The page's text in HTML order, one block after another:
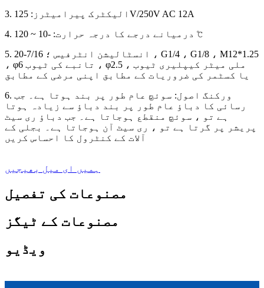
3. الیکٹرک پیرامیٹرز: 125V/250V AC 12A
4. درمیانے درجے کا درجہ حرارت: -10 ~ 120 ℃
5. انسٹالیشن انٹرفیس ؛ 7/16-20 ، G1/4 ، G1/8 ، M12*1.25
، φ6 تانبے کی ٹیوب ، φ2.5 ملی میٹر کیپلیری ٹیوب ،
یا کسٹمر کی ضروریات کے مطابق اپنی مرضی کے مطابق
6. ورکنگ اصول: سوئچ عام طور پر بند ہوتا ہے۔ جب
رسائی کا دباؤ عام طور پر بند دباؤ سے زیادہ ہوتا
ہے تو ، سوئچ منقطع ہوجاتا ہے۔ جب دباؤ ری سیٹ
پریشر پر گرتا ہے تو ، ری سیٹ آن ہوجاتا ہے۔ بجلی کے
آلات کے کنٹرول کا احساس کریں
ہمیں ای میل بھیجیں
مصنوعات کی تفصیل
مصنوعات کے ٹیگز
ویڈیو